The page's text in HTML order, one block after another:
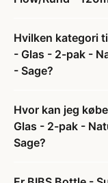
Hvilken kategori
- Glas - 2-pak -
- Sage?
Hvor kan jeg
Glas - 2-pak -
Sage?